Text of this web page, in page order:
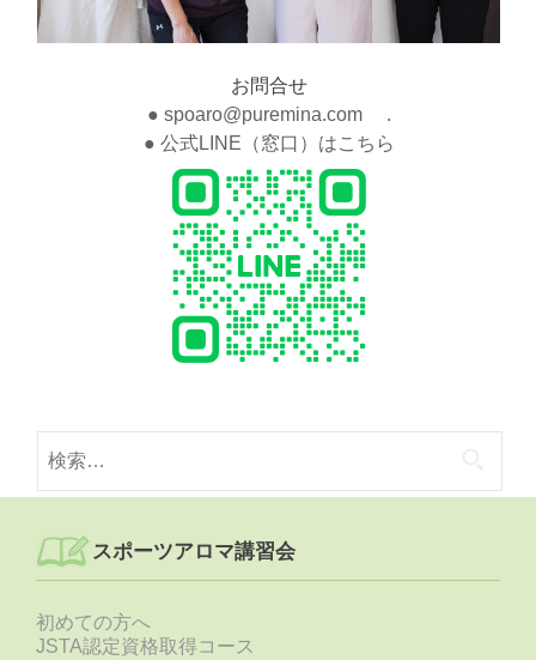
お問合せ
● spoaro@puremina.com .
● 公式LINE（窓口）はこちら
索:
スポーツアロマ講習会
初めての方へ
JSTA認定資格取得コース